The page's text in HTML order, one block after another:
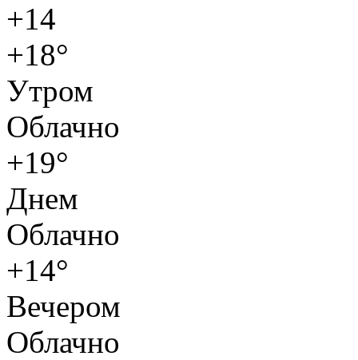
+14
+18°
Утром
Облачно
+19°
Днем
Облачно
+14°
Вечером
Облачно